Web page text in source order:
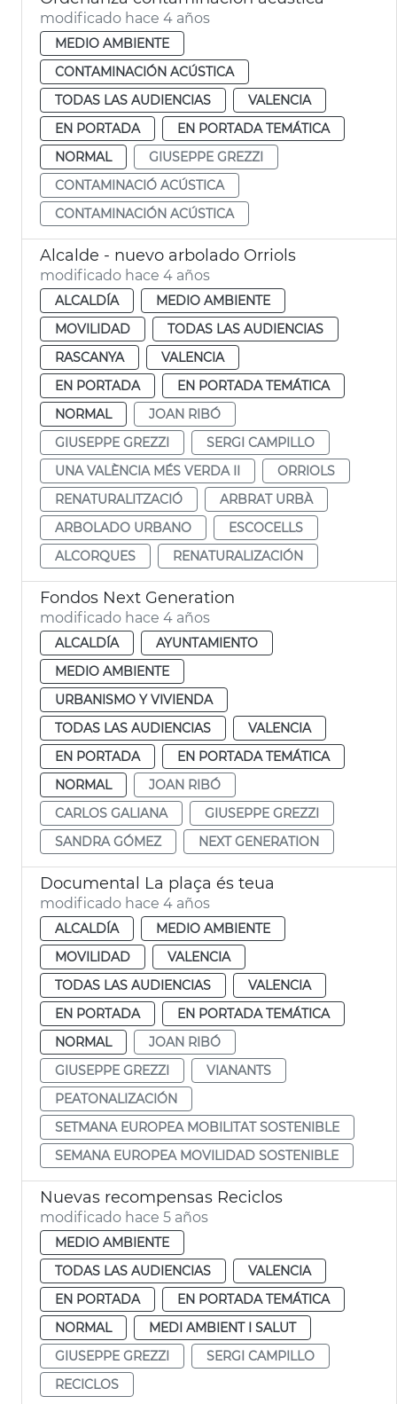
modificado hace 4 años
MEDIO AMBIENTE
CONTAMINACIÓN ACÚSTICA
TODAS LAS AUDIENCIAS
VALENCIA
EN PORTADA
EN PORTADA TEMÁTICA
NORMAL
GIUSEPPE GREZZI
CONTAMINACIÓ ACÚSTICA
CONTAMINACIÓN ACÚSTICA
Alcalde - nuevo arbolado Orriols
modificado hace 4 años
ALCALDÍA
MEDIO AMBIENTE
MOVILIDAD
TODAS LAS AUDIENCIAS
RASCANYA
VALENCIA
EN PORTADA
EN PORTADA TEMÁTICA
NORMAL
JOAN RIBÓ
GIUSEPPE GREZZI
SERGI CAMPILLO
UNA VALÈNCIA MÉS VERDA II
ORRIOLS
RENATURALITZACIÓ
ARBRAT URBÀ
ARBOLADO URBANO
ESCOCELLS
ALCORQUES
RENATURALIZACIÓN
Fondos Next Generation
modificado hace 4 años
ALCALDÍA
AYUNTAMIENTO
MEDIO AMBIENTE
URBANISMO Y VIVIENDA
TODAS LAS AUDIENCIAS
VALENCIA
EN PORTADA
EN PORTADA TEMÁTICA
NORMAL
JOAN RIBÓ
CARLOS GALIANA
GIUSEPPE GREZZI
SANDRA GÓMEZ
NEXT GENERATION
Documental La plaça és teua
modificado hace 4 años
ALCALDÍA
MEDIO AMBIENTE
MOVILIDAD
VALENCIA
TODAS LAS AUDIENCIAS
VALENCIA
EN PORTADA
EN PORTADA TEMÁTICA
NORMAL
JOAN RIBÓ
GIUSEPPE GREZZI
VIANANTS
PEATONALIZACIÓN
SETMANA EUROPEA MOBILITAT SOSTENIBLE
SEMANA EUROPEA MOVILIDAD SOSTENIBLE
Nuevas recompensas Reciclos
modificado hace 5 años
MEDIO AMBIENTE
TODAS LAS AUDIENCIAS
VALENCIA
EN PORTADA
EN PORTADA TEMÁTICA
NORMAL
MEDI AMBIENT I SALUT
GIUSEPPE GREZZI
SERGI CAMPILLO
RECICLOS